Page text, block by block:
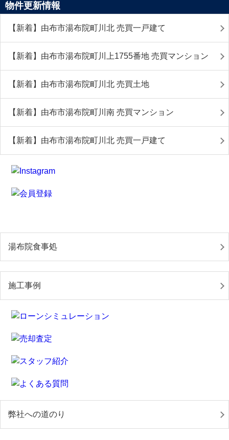
物件更新情報
【新着】由布市湯布院町川北 売買一戸建て
【新着】由布市湯布院町川上1755番地 売買マンション
【新着】由布市湯布院町川北 売買土地
【新着】由布市湯布院町川南 売買マンション
【新着】由布市湯布院町川北 売買一戸建て
湯布院食事処
施工事例
弊社への道のり